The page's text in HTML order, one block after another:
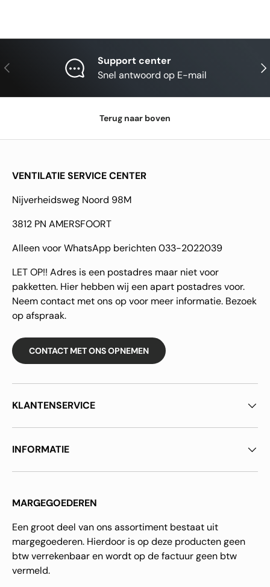
Vorige
Support center
Snel antwoord op E-mail
Terug naar boven
VENTILATIE SERVICE CENTER
Nijverheidsweg Noord 98M
3812 PN AMERSFOORT
Alleen voor WhatsApp berichten 033-2022039
LET OP!! Adres is een postadres maar niet voor
pakketten. Hier hebben wij een apart postadres voor.
Neem contact met ons op voor meer informatie. Bezoek
op afspraak.
CONTACT MET ONS OPNEMEN
KLANTENSERVICE
INFORMATIE
MARGEGOEDEREN
Een groot deel van ons assortiment bestaat uit
margegoederen. Hierdoor is op deze producten geen
btw verrekenbaar en wordt op de factuur geen btw
vermeld.